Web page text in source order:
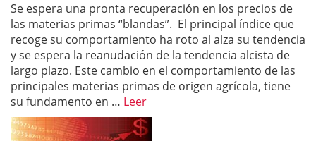
Se espera una pronta recuperación en los precios de
las materias primas “blandas”. El principal índice que
recoge su comportamiento ha roto al alza su tendencia
y se espera la reanudación de la tendencia alcista de
largo plazo. Este cambio en el comportamiento de las
principales materias primas de origen agrícola, tiene
su fundamento en … Leer